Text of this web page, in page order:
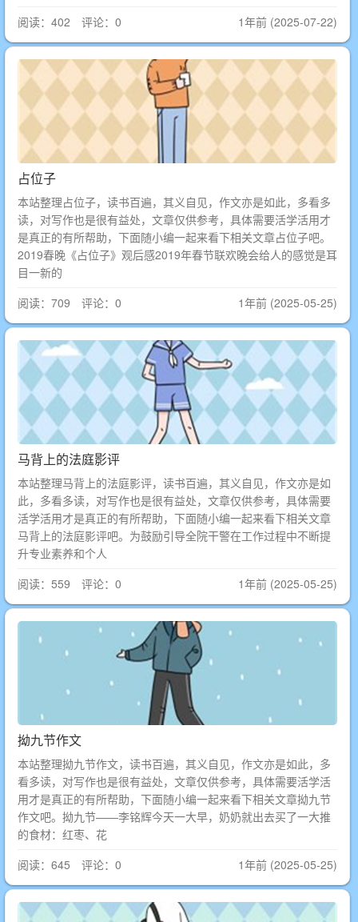
阅读：402 评论：0
1年前 (2025-07-22)
占位子
本站整理占位子，读书百遍，其义自见，作文亦是如此，多看多
读，对写作也是很有益处，文章仅供参考，具体需要活学活用才
是真正的有所帮助，下面随小编一起来看下相关文章占位子吧。
2019春晚《占位子》观后感2019年春节联欢晚会给人的感觉是耳
目一新的
阅读：709 评论：0
1年前 (2025-05-25)
马背上的法庭影评
本站整理马背上的法庭影评，读书百遍，其义自见，作文亦是如
此，多看多读，对写作也是很有益处，文章仅供参考，具体需要
活学活用才是真正的有所帮助，下面随小编一起来看下相关文章
马背上的法庭影评吧。为鼓励引导全院干警在工作过程中不断提
升专业素养和个人
阅读：559 评论：0
1年前 (2025-05-25)
拗九节作文
本站整理拗九节作文，读书百遍，其义自见，作文亦是如此，多
看多读，对写作也是很有益处，文章仅供参考，具体需要活学活
用才是真正的有所帮助，下面随小编一起来看下相关文章拗九节
作文吧。拗九节——李铭辉今天一大早，奶奶就出去买了一大推
的食材：红枣、花
阅读：645 评论：0
1年前 (2025-05-25)